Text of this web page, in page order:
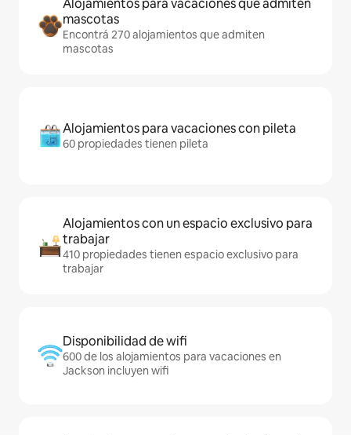
Alojamientos para vacaciones que admiten
mascotas
Encontrá 270 alojamientos que admiten
mascotas
Alojamientos para vacaciones con pileta
60 propiedades tienen pileta
Alojamientos con un espacio exclusivo para
trabajar
410 propiedades tienen espacio exclusivo para
trabajar
Disponibilidad de wifi
600 de los alojamientos para vacaciones en
Jackson incluyen wifi